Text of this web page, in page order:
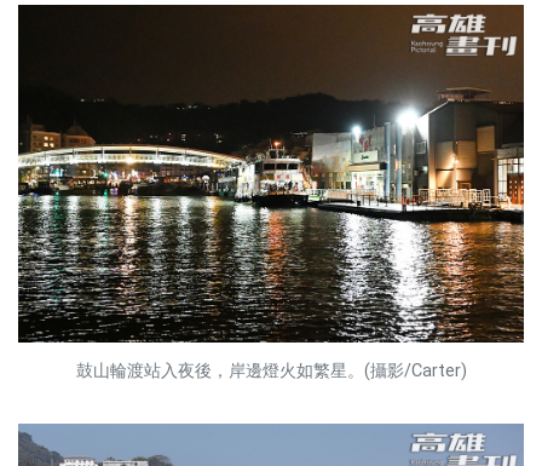
鼓山輪渡站入夜後，岸邊燈火如繁星。(攝影/Carter)